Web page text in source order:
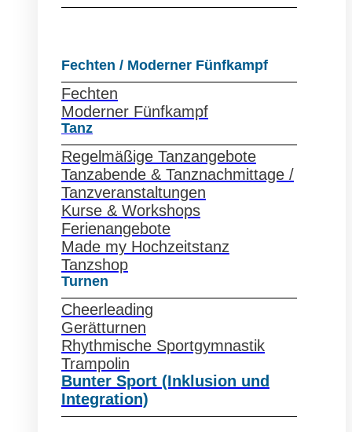
Fechten / Moderner Fünfkampf
Fechten
Moderner Fünfkampf
Tanz
Regelmäßige Tanzangebote
Tanzabende & Tanznachmittage /
Tanzveranstaltungen
Kurse & Workshops
Ferienangebote
Made my Hochzeitstanz
Tanzshop
Turnen
Cheerleading
Gerätturnen
Rhythmische Sportgymnastik
Trampolin
Bunter Sport (Inklusion und
Integration)